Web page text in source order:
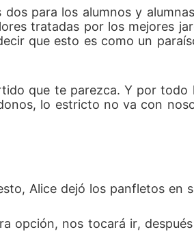
para los alumnos y
tratadas por los mejores
que esto es como un
que te parezca. Y por todo
lo estricto no va con
Alice dejó los panfletos en
opción, nos tocará ir,